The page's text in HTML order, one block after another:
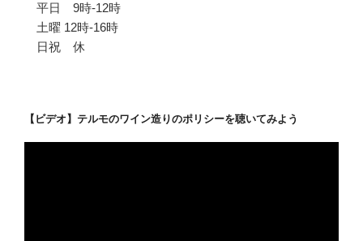
平日 9時-12時
土曜 12時-16時
日祝 休
【ビデオ】テルモのワイン造りのポリシーを聴いてみよう